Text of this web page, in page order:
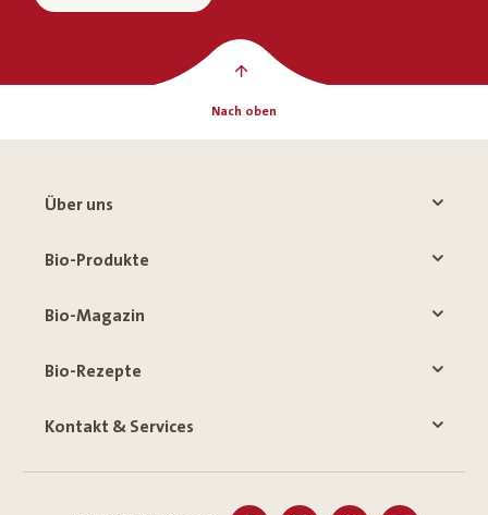
Nach oben
Über uns
Bio-Produkte
Bio-Magazin
Bio-Rezepte
Kontakt & Services